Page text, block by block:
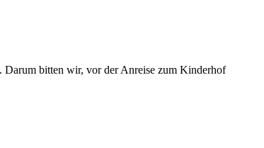
Darum bitten wir, vor der Anreise zum Kinderhof